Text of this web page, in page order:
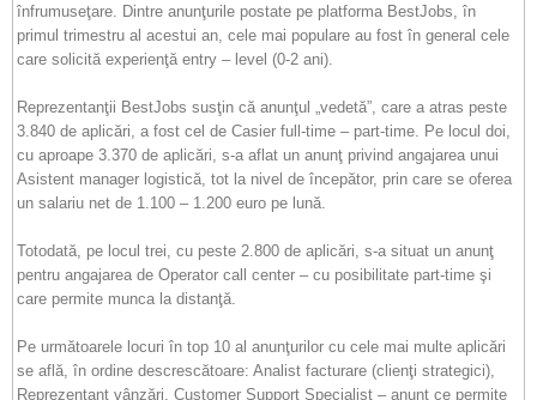
înfrumuseţare. Dintre anunţurile postate pe platforma BestJobs, în
primul trimestru al acestui an, cele mai populare au fost în general cele
care solicită experienţă entry – level (0-2 ani).
Reprezentanţii BestJobs susţin că anunţul „vedetă”, care a atras peste
3.840 de aplicări, a fost cel de Casier full-time – part-time. Pe locul doi,
cu aproape 3.370 de aplicări, s-a aflat un anunţ privind angajarea unui
Asistent manager logistică, tot la nivel de începător, prin care se oferea
un salariu net de 1.100 – 1.200 euro pe lună.
Totodată, pe locul trei, cu peste 2.800 de aplicări, s-a situat un anunţ
pentru angajarea de Operator call center – cu posibilitate part-time şi
care permite munca la distanţă.
Pe următoarele locuri în top 10 al anunţurilor cu cele mai multe aplicări
se află, în ordine descrescătoare: Analist facturare (clienţi strategici),
Reprezentant vânzări, Customer Support Specialist – anunţ ce permite